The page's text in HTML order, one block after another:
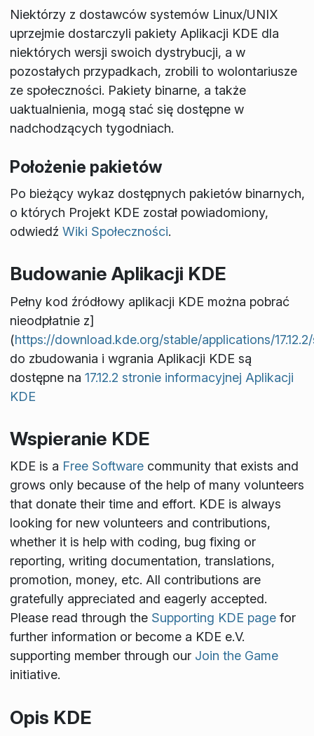
Niektórzy z dostawców systemów Linux/UNIX
uprzejmie dostarczyli pakiety Aplikacji KDE dla
niektórych wersji swoich dystrybucji, a w
pozostałych przypadkach, zrobili to wolontariusze
ze społeczności. Pakiety binarne, a także
uaktualnienia, mogą stać się dostępne w
nadchodzących tygodniach.
Położenie pakietów
Po bieżący wykaz dostępnych pakietów binarnych,
o których Projekt KDE został powiadomiony,
odwiedź Wiki Społeczności.
Budowanie Aplikacji KDE
Pełny kod źródłowy aplikacji KDE można pobrać
nieodpłatnie z]
(https://download.kde.org/stable/applications/
do zbudowania i wgrania Aplikacji KDE są
dostępne na 17.12.2 stronie informacyjnej Aplikacji
KDE
Wspieranie KDE
KDE is a Free Softwarecommunity that exists and
grows only because of the help of many volunteers
that donate their time and effort. KDE is always
looking for new volunteers and contributions,
whether it is help with coding, bug fixing or
reporting, writing documentation, translations,
promotion, money, etc. All contributions are
gratefully appreciated and eagerly accepted.
Please read through the Supporting KDE pagefor
further information or become a KDE e.V.
supporting member through our Join the Game
initiative.
Opis KDE